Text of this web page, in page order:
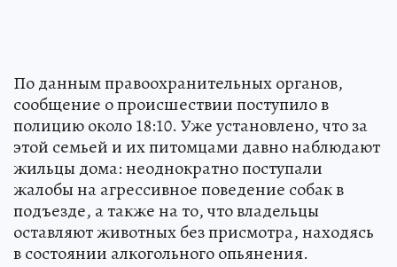
По данным правоохранительных органов,
сообщение о происшествии поступило в
полицию около 18:10. Уже установлено, что за
этой семьей и их питомцами давно наблюдают
жильцы дома: неоднократно поступали
жалобы на агрессивное поведение собак в
подъезде, а также на то, что владельцы
оставляют животных без присмотра, находясь
в состоянии алкогольного опьянения.